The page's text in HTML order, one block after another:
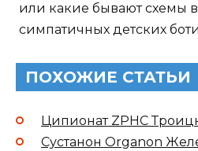
или какие бывают схемы
симпатичных детских
ПОХОЖИЕ СТАТЬИ
Ципионат ZPHC
Сустанон Organon